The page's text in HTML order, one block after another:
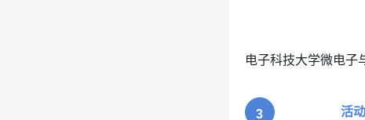
电子科技大学微电子
3 活